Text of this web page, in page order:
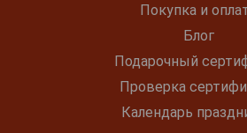
Покупка и
Блог
Подарочный
Проверка
Календарь